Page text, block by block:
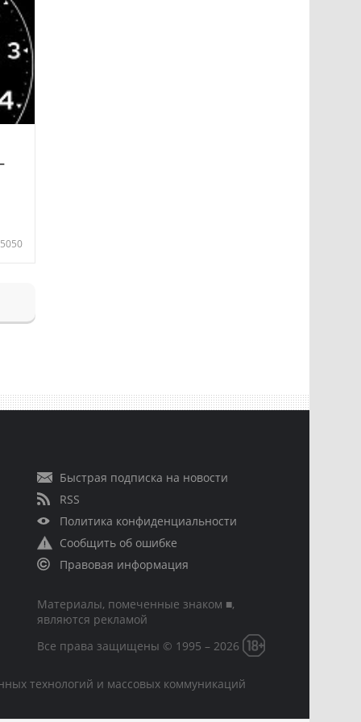
5050
Быстрая подписка на новости
RSS
Политика конфиденциальности
Сообщить об ошибке
Правовая информация
Материалы, помеченные знаком ■,
являются рекламой
Все права защищены © 1995 – 2026
технологий и массовых коммуникаций